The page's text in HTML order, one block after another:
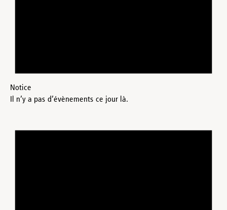
Notice
Il n’y a pas d’évènements ce jour là.